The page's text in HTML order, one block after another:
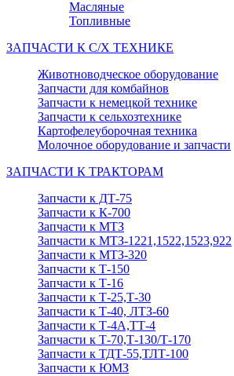
Масляные
Топливные
ЗАПЧАСТИ К С/Х ТЕХНИКЕ
Животноводческое оборудование
Запчасти для комбайнов
Запчасти к немецкой технике
Запчасти к сельхозтехнике
Картофелеуборочная техника
Молочное оборудование и запчасти
ЗАПЧАСТИ К ТРАКТОРАМ
Запчасти к ДТ-75
Запчасти к К-700
Запчасти к МТЗ
Запчасти к МТЗ-1221,1522,1523,922
Запчасти к МТЗ-320
Запчасти к Т-150
Запчасти к Т-16
Запчасти к Т-25,Т-30
Запчасти к Т-40, ЛТЗ-60
Запчасти к Т-4А,ТТ-4
Запчасти к Т-70,Т-130/Т-170
Запчасти к ТДТ-55,ТЛТ-100
Запчасти к ЮМЗ